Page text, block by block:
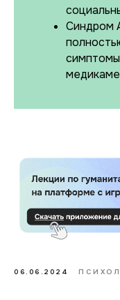
Синдром
06.06.2024